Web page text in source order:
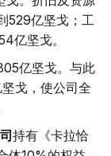
529亿坚戈；工
亿坚戈。
亿坚戈。与此
戈，使公司全
持有《卡拉恰